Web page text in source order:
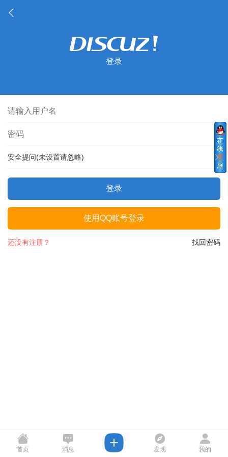
登录
安全提问(未设置请忽略)
登录
使用QQ账号登录
找回密码
还没有注册？
首页 消息 发现 我的